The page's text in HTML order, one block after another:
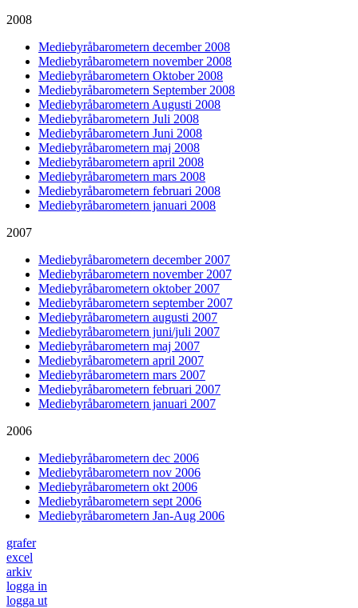
2008
Mediebyråbarometern december 2008
Mediebyråbarometern november 2008
Mediebyråbarometern Oktober 2008
Mediebyråbarometern September 2008
Mediebyråbarometern Augusti 2008
Mediebyråbarometern Juli 2008
Mediebyråbarometern Juni 2008
Mediebyråbarometern maj 2008
Mediebyråbarometern april 2008
Mediebyråbarometern mars 2008
Mediebyråbarometern februari 2008
Mediebyråbarometern januari 2008
2007
Mediebyråbarometern december 2007
Mediebyråbarometern november 2007
Mediebyråbarometern oktober 2007
Mediebyråbarometern september 2007
Mediebyråbarometern augusti 2007
Mediebyråbarometern juni/juli 2007
Mediebyråbarometern maj 2007
Mediebyråbarometern april 2007
Mediebyråbarometern mars 2007
Mediebyråbarometern februari 2007
Mediebyråbarometern januari 2007
2006
Mediebyråbarometern dec 2006
Mediebyråbarometern nov 2006
Mediebyråbarometern okt 2006
Mediebyråbarometern sept 2006
Mediebyråbarometern Jan-Aug 2006
grafer
excel
arkiv
logga in
logga ut